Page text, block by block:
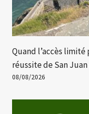
Quand l’accès
réussite de San
08/08/2026